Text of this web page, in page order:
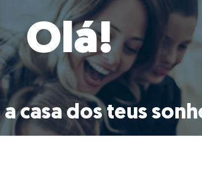
Olá!
casa dos teus